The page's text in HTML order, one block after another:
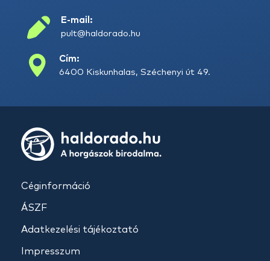
E-mail:
pult@haldorado.hu
Cím:
6400 Kiskunhalas, Széchenyi út 49.
Céginformáció
ÁSZF
Adatkezelési tájékoztató
Impresszum